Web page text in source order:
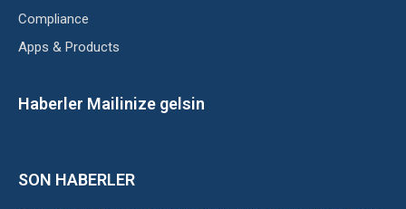
Compliance
Apps & Products
Haberler Mailinize gelsin
SON HABERLER